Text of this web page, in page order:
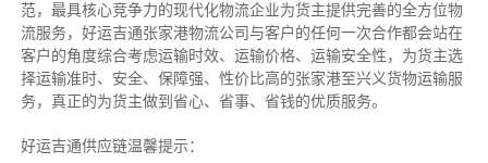
范，最具核心竞争力的现代化物流企业为货主提供完善的全方位物
流服务，好运吉通张家港物流公司与客户的任何一次合作都会站在
客户的角度综合考虑运输时效、运输价格、运输安全性，为货主选
择运输准时、安全、保障强、性价比高的张家港至兴义货物运输服
务，真正的为货主做到省心、省事、省钱的优质服务。
好运吉通供应链温馨提示：